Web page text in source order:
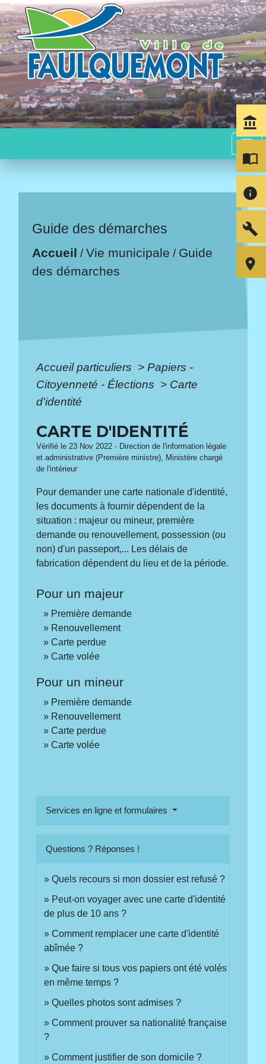
menu
Guide des démarches
Accueil /Vie municipale / Guide
des démarches
Accueil particuliers > Papiers -
Citoyenneté - Élections > Carte
d'identité
CARTE D'IDENTITÉ
Vérifié le 23 Nov 2022 - Direction de l'information légale
et administrative (Première ministre), Ministère chargé
de l'intérieur
Pour demander une carte nationale d'identité,
les documents à fournir dépendent de la
situation : majeur ou mineur, première
demande ou renouvellement, possession (ou
non) d'un passeport,... Les délais de
fabrication dépendent du lieu et de la période.
Pour un majeur
Première demande
Renouvellement
Carte perdue
Carte volée
Pour un mineur
Première demande
Renouvellement
Carte perdue
Carte volée
Services en ligne et formulaires
Questions ? Réponses !
Quels recours si mon dossier est refusé ?
Peut-on voyager avec une carte d'identité
de plus de 10 ans ?
Comment remplacer une carte d'identité
abîmée ?
Que faire si tous vos papiers ont été volés
en même temps ?
Quelles photos sont admises ?
Comment prouver sa nationalité française
?
Comment justifier de son domicile ?
account_balance
import_contacts
info
build
room